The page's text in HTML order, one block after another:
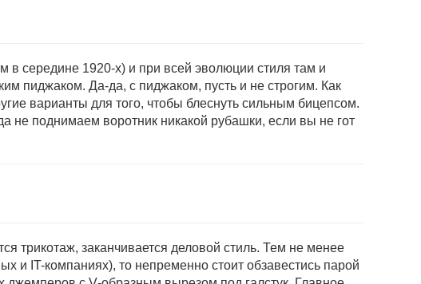
в середине 1920‑х) и при всей эволюции сти­ля там и
пиджаком. Да-да, с пиджаком, пусть и не строгим. Как
варианты для того, чтобы блеснуть сильным бицепсом.
не поднимаем воротник никакой рубашки, если вы не гот
трикотаж, заканчи­вается деловой стиль. Тем не менее
и IT-компаниях), то непре­менно стоит обзавестись парой